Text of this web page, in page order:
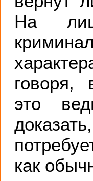
На
говоря,
это
как